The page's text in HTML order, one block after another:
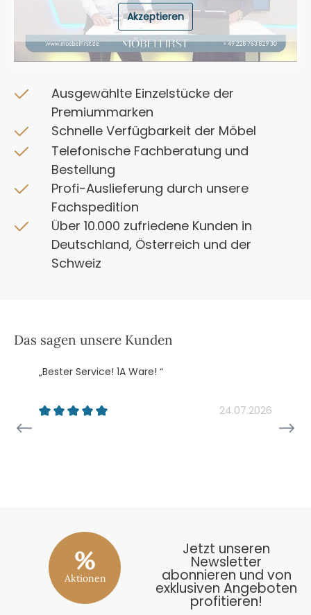
Akzeptieren
Ausgewählte Einzelstücke der
Premiummarken
Schnelle Verfügbarkeit der Möbel
Telefonische Fachberatung und
Bestellung
Profi-Auslieferung durch unsere
Fachspedition
Über 10.000 zufriedene Kunden in
Deutschland, Österreich und der
Schweiz
Das sagen unsere Kunden
„Bester Service! 1A Ware! “
24.07.2026
%
Aktionen
Jetzt unseren
Newsletter
abonnieren und von
exklusiven Angeboten
profitieren!